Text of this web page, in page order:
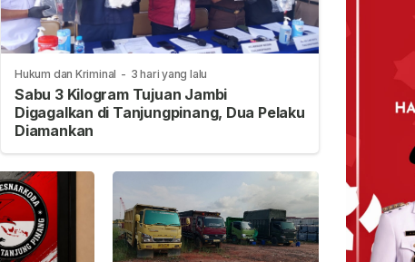
Hukum dan Kriminal - 3 hari yang lalu
Sabu 3 Kilogram Tujuan Jambi
Digagalkan di Tanjungpinang, Dua Pelaku
Diamankan